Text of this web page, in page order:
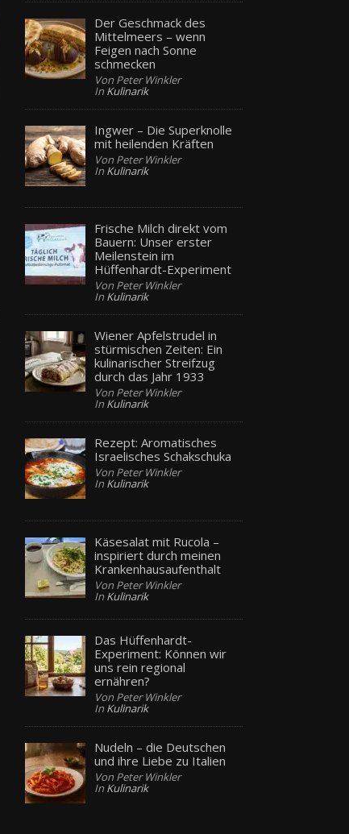
Der Geschmack des
Mittelmeers – wenn
Feigen nach Sonne
schmecken
Von Peter Winkler
In Kulinarik
Ingwer – Die Superknolle
mit heilenden Kräften
Von Peter Winkler
In Kulinarik
Frische Milch direkt vom
Bauern: Unser erster
Meilenstein im
Hüffenhardt-Experiment
Von Peter Winkler
In Kulinarik
Wiener Apfelstrudel in
stürmischen Zeiten: Ein
kulinarischer Streifzug
durch das Jahr 1933
Von Peter Winkler
In Kulinarik
Rezept: Aromatisches
Israelisches Schakschuka
Von Peter Winkler
In Kulinarik
Käsesalat mit Rucola –
inspiriert durch meinen
Krankenhausaufenthalt
Von Peter Winkler
In Kulinarik
Das Hüffenhardt-
Experiment: Können wir
uns rein regional
ernähren?
Von Peter Winkler
In Kulinarik
Nudeln – die Deutschen
und ihre Liebe zu Italien
Von Peter Winkler
In Kulinarik